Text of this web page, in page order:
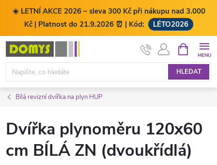
☀️ LETNÍ AKCE 2026 – sleva 300 Kč při nákupu nad 3.000
Kč | Platnost do 21.9.2026 ⏰ | Kód:
LÉTO2026
Přejít
obsah
HLEDAT
NÁKUPNÍ
KOŠÍK
Bílá revizní dvířka na plyn HUP
Dvířka plynoměru 120x60
cm BÍLÁ ZN (dvoukřídlá)